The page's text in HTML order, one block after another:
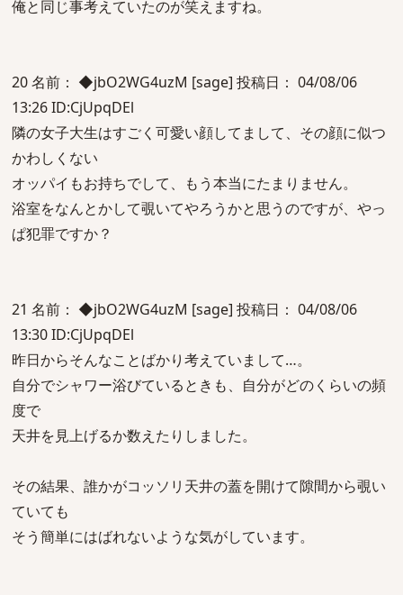
俺と同じ事考えていたのが笑えますね。
20 名前： ◆jbO2WG4uzM [sage] 投稿日： 04/08/06
13:26 ID:CjUpqDEl
隣の女子大生はすごく可愛い顔してまして、その顔に似つ
かわしくない
オッパイもお持ちでして、もう本当にたまりません。
浴室をなんとかして覗いてやろうかと思うのですが、やっ
ぱ犯罪ですか？
21 名前： ◆jbO2WG4uzM [sage] 投稿日： 04/08/06
13:30 ID:CjUpqDEl
昨日からそんなことばかり考えていまして…。
自分でシャワー浴びているときも、自分がどのくらいの頻
度で
天井を見上げるか数えたりしました。
その結果、誰かがコッソリ天井の蓋を開けて隙間から覗い
ていても
そう簡単にはばれないような気がしています。